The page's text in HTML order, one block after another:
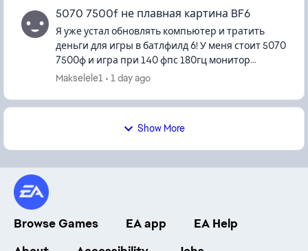
5070 7500f не плавная картина BF6
Я уже устал обновлять компьютер и тратить
деньги для игры в батлфилд 6! У меня стоит 5070
7500ф и игра при 140 фпс 180гц монитор
выглядит как будто я играю 60 фпс, виндовс
Makselele1 1 day ago
Show More
Browse Games EA app
EA Help